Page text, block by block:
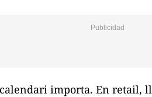
importa. En retail,